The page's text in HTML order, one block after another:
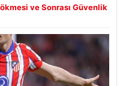
ve Sonrası Güvenlik